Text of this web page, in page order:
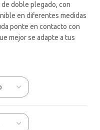
doble plegado, con
en diferentes medidas
ponte en contacto con
mejor se adapte a tus